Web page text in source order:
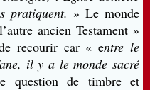
pratiquent. » Le monde
ancien Testament »
recourir car « entre le
il y a le monde sacré
question de timbre et